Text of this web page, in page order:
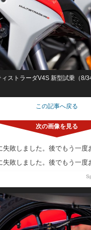
ストラーダV4S 新型試乗（8/34
この記事へ戻る
敗しました。後でもう一度
敗しました。後でもう一度